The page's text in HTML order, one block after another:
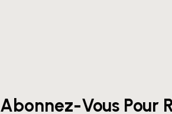
Abonnez-Vous Pour